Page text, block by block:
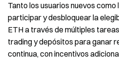
Tanto los usuarios nuevos
participar y desbloquear la
ETH a través de múltiples
trading y depósitos para ganar
continua, con incentivos